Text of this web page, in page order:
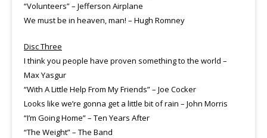
“Volunteers” – Jefferson Airplane
We must be in heaven, man! – Hugh Romney
Disc Three
I think you people have proven something to the world –
Max Yasgur
“With A Little Help From My Friends” – Joe Cocker
Looks like we’re gonna get a little bit of rain – John Morris
“I’m Going Home” – Ten Years After
“The Weight” – The Band